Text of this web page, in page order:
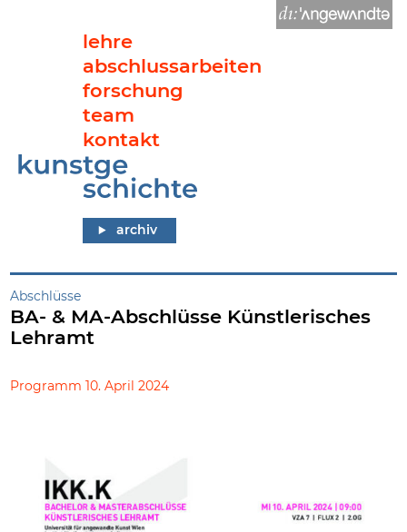
lehre
abschlussarbeiten
forschung
team
kontakt
BA- & MA-Abschlüsse Künstlerisches Lehramt
Abschlüsse
BA- & MA-Abschlüsse Künstlerisches
Lehramt
Programm 10. April 2024
archiv